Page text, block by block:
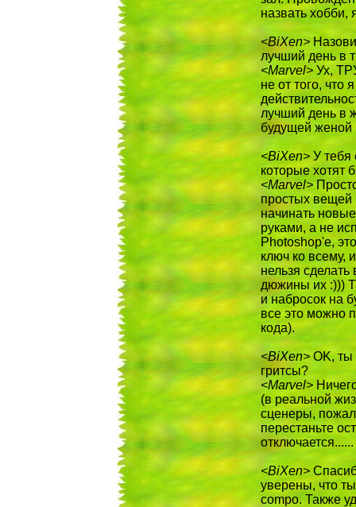
назвать хобби,
<BiXen>Назови
лучший день в
<Marvel>Ух,
не от того, что
лучший день в
будущей женой
<BiXen>У тебя
которые хотят
<Marvel>
простых вещей
начинать
руками, а не
Photoshop'е,
ключ ко
нельзя
дюжины их :)))
и набросок на
все это можно
кода).
<BiXen>OK, ты
гритсы?
<Marvel>
(в реальной
сценеры,
перестаньте
отключается......
<BiXen>
уверены, что
compo. Также